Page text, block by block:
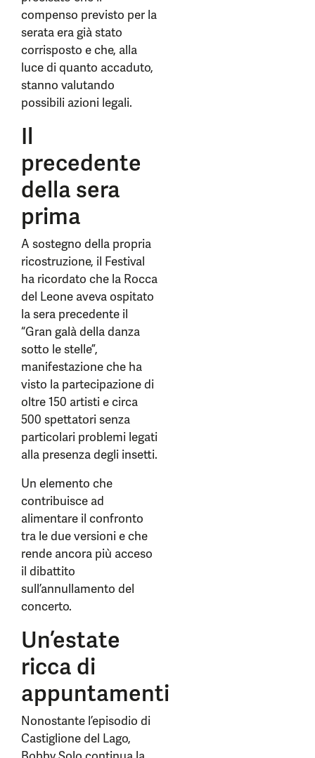
compenso previsto per la
serata era già stato
corrisposto e che, alla
luce di quanto accaduto,
stanno valutando
possibili azioni legali.
Il
precedente
della sera
prima
A sostegno della propria
ricostruzione, il Festival
ha ricordato che la Rocca
del Leone aveva ospitato
la sera precedente il
“Gran galà della danza
sotto le stelle”,
manifestazione che ha
visto la partecipazione di
oltre 150 artisti e circa
500 spettatori senza
particolari problemi legati
alla presenza degli insetti.
Un elemento che
contribuisce ad
alimentare il confronto
tra le due versioni e che
rende ancora più acceso
il dibattito
sull’annullamento del
concerto.
Un’estate
ricca di
appuntamenti
Nonostante l’episodio di
Castiglione del Lago,